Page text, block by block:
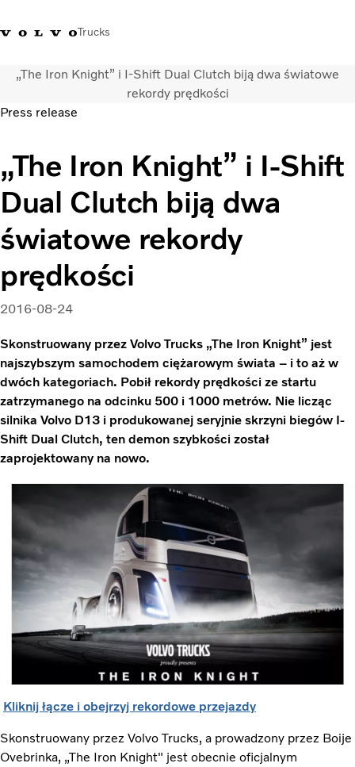
Trucks
+48 22 383 45 00Sklep Volvo TrucksZaloguj sięPolska
Samochody ciężarowe
Usługi
Wyszukiwarka dealerów
Aktualności
O nas
Volvo Truck Builder
Kontakt
„The Iron Knight” i I-Shift Dual Clutch biją dwa światowe
rekordy prędkości
Press release
„The Iron Knight” i I-Shift
Dual Clutch biją dwa
światowe rekordy
prędkości
2016-08-24
Skonstruowany przez Volvo Trucks „The Iron Knight” jest
najszybszym samochodem ciężarowym świata – i to aż w
dwóch kategoriach. Pobił rekordy prędkości ze startu
zatrzymanego na odcinku 500 i 1000 metrów. Nie licząc
silnika Volvo D13 i produkowanej seryjnie skrzyni biegów I-
Shift Dual Clutch, ten demon szybkości został
zaprojektowany na nowo.
Kliknij łącze i obejrzyj rekordowe przejazdy
Skonstruowany przez Volvo Trucks, a prowadzony przez Boije
Ovebrinka, „The Iron Knight" jest obecnie oficjalnym